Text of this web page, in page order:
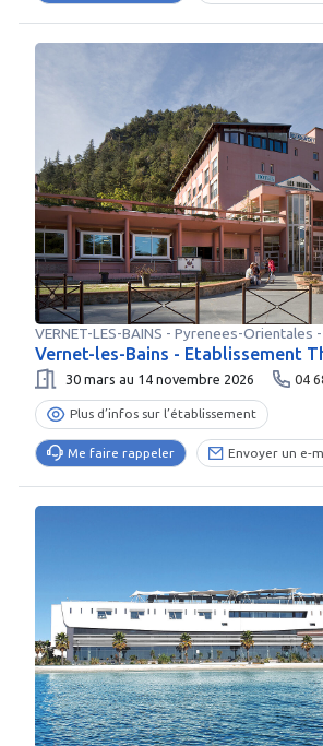
VERNET-LES-BAINS - Pyrenees-Orientales
Vernet-les-Bains - Etablissement
30 mars au 14 novembre 2026 04
Plus d’infos sur l’établissement
Me faire rappeler Envoyer un e-